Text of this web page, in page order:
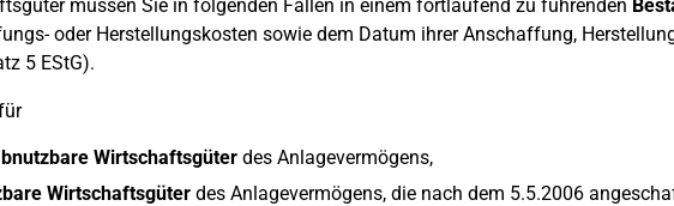
müssen Sie in folgenden Fällen in einem fortlaufend zu führenden
oder Herstellungskosten sowie dem Datum ihrer Anschaffung,
5 EStG).
Wirtschaftsgüterdes Anlagevermögens,
Wirtschaftsgüterdes Anlagevermögens, die nach dem 5.5.2006